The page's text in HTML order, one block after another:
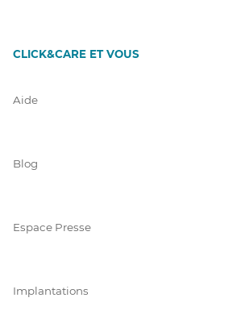
CLICK&CARE ET VOUS
Aide
Blog
Espace Presse
Implantations